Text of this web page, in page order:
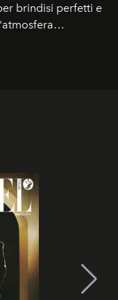
brindisi perfetti e